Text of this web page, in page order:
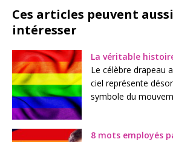
Ces articles peuvent
intéresser
La véritable
Le célèbre drapeau
ciel représente
symbole du
8 mots employés